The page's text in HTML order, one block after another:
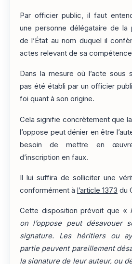
Par officier public, il faut
une personne délégataire de la
de l’État au nom duquel il
actes relevant de sa
Dans la mesure où l’acte sous
pas été établi par un officier
foi quant à son origine.
Cela signifie concrètement que
l’oppose peut dénier en être
besoin de mettre en
d’inscription en faux.
Il lui suffira de solliciter une
conformément à l’article 1373 du
Cette disposition prévoit que «
on l’oppose peut désavouer
signature. Les héritiers ou
partie peuvent pareillement
la signature de leur auteur, ou